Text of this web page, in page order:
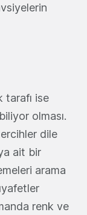
tarafı ise
olması.
dile
ait bir
arama
renk ve